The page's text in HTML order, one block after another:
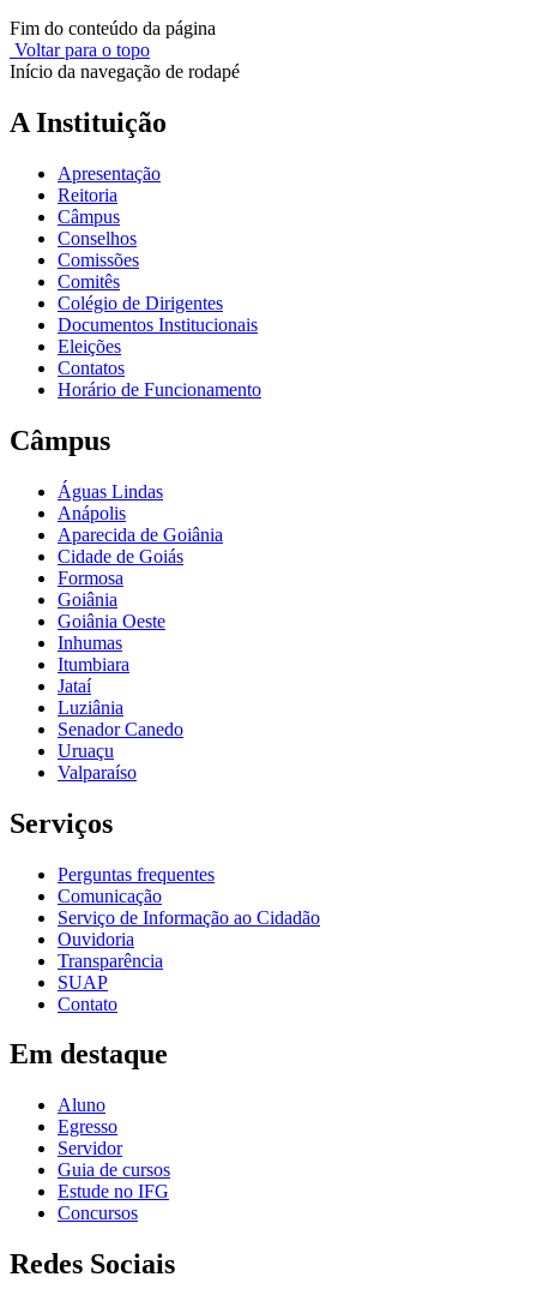
Fim do conteúdo da página
Voltar para o topo
Início da navegação de rodapé
A Instituição
Apresentação
Reitoria
Câmpus
Conselhos
Comissões
Comitês
Colégio de Dirigentes
Documentos Institucionais
Eleições
Contatos
Horário de Funcionamento
Câmpus
Águas Lindas
Anápolis
Aparecida de Goiânia
Cidade de Goiás
Formosa
Goiânia
Goiânia Oeste
Inhumas
Itumbiara
Jataí
Luziânia
Senador Canedo
Uruaçu
Valparaíso
Serviços
Perguntas frequentes
Comunicação
Serviço de Informação ao Cidadão
Ouvidoria
Transparência
SUAP
Contato
Em destaque
Aluno
Egresso
Servidor
Guia de cursos
Estude no IFG
Concursos
Redes Sociais